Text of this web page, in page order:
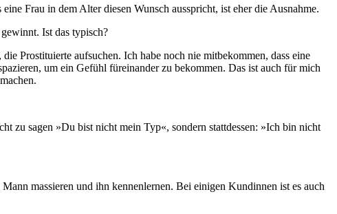
Frau in dem Alter diesen Wunsch ausspricht, ist eher die Ausnahme.
Ist das typisch?
Prostituierte aufsuchen. Ich habe noch nie mitbekommen, dass eine
um ein Gefühl füreinander zu bekommen. Das ist auch für mich
zu sagen »Du bist nicht mein Typ«, sondern stattdessen: »Ich bin nicht
massieren und ihn kennenlernen. Bei einigen Kundinnen ist es auch